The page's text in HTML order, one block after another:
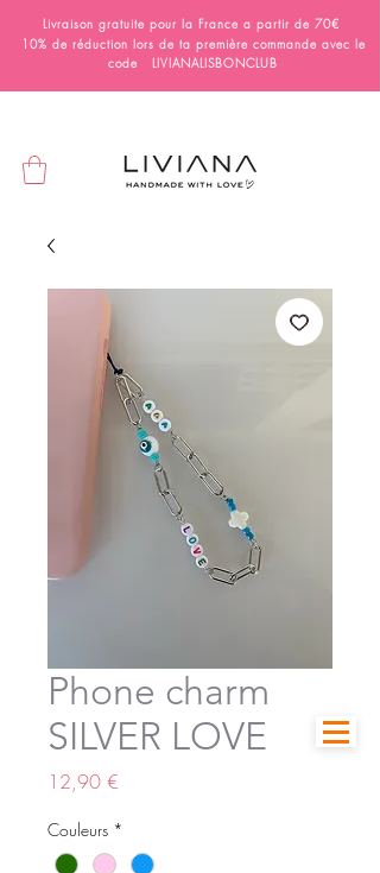
Livraison gratuite pour la France a partir de 70€
10% de réduction lors de ta première commande avec le
code LIVIANALISBONCLUB
Phone charm
SILVER LOVE
12,90 €
Couleurs *